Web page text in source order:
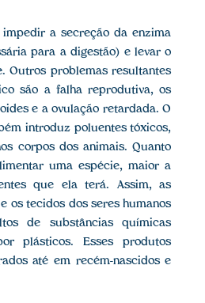
a secreção da enzima
para a digestão) e levar o
. Outros problemas resultantes
são a falha reprodutiva, os
e a ovulação retardada. O
introduz poluentes tóxicos,
corpos dos animais. Quanto
uma espécie, maior a
que ela terá. Assim, as
os tecidos dos seres humanos
de substâncias químicas
plásticos. Esses produtos
até em recém-nascidos e